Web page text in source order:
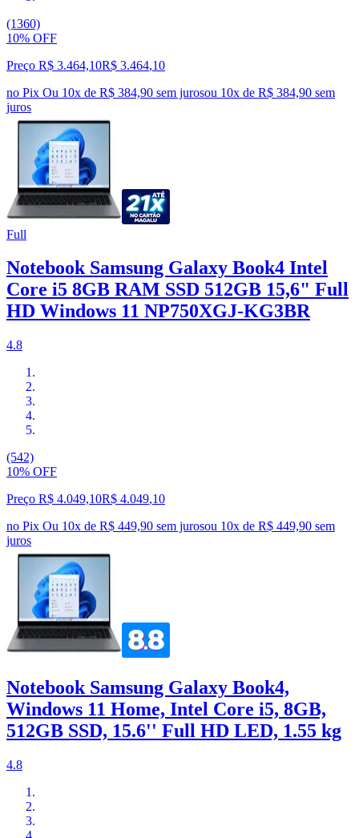
(1360)
10% OFF
Preço R$ 3.464,10R$ 3.464,10
no Pix Ou 10x de R$ 384,90 sem jurosou 10x de R$ 384,90 sem
juros
Full
Notebook Samsung Galaxy Book4 Intel
Core i5 8GB RAM SSD 512GB 15,6" Full
HD Windows 11 NP750XGJ-KG3BR
4.8
(542)
10% OFF
Preço R$ 4.049,10R$ 4.049,10
no Pix Ou 10x de R$ 449,90 sem jurosou 10x de R$ 449,90 sem
juros
Notebook Samsung Galaxy Book4,
Windows 11 Home, Intel Core i5, 8GB,
512GB SSD, 15.6'' Full HD LED, 1.55 kg
4.8